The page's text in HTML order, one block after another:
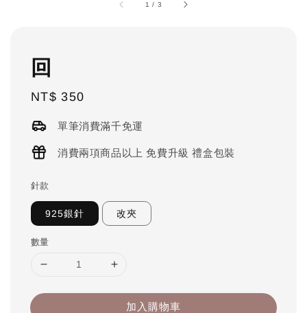
1 / 3
回
Regular
NT$ 350
單筆消費滿千免運
消費兩項商品以上 免費升級 禮盒包裝
針款
925銀針 改夾
數量
加入購物車